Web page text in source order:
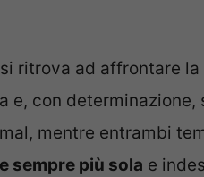
ritrova ad affrontare
e, con
mentre entrambi
sempre più sola e